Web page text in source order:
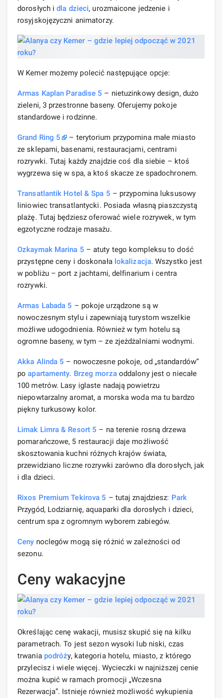
dorosłych idla dzieci, urozmaicone jedzenie i
rosyjskojęzyczni animatorzy.
W Kemer możemy polecić następujące opcje:
Armas Kaplan Paradise 5 – nietuzinkowy design, dużo
zieleni, 3 przestronne baseny. Oferujemy pokoje
standardowe i rodzinne.
Grand Ring 5
– terytorium przypomina małe miasto
ze sklepami, basenami, restauracjami, centrami
rozrywki. Tutaj każdy znajdzie coś dla siebie – ktoś
wygrzewa się w spa, a ktoś skacze ze spadochronem.
Transatlantik Hotel & Spa 5 – przypomina luksusowy
liniowiec transatlantycki. Posiada własną piaszczystą
plażę. Tutaj będziesz oferować wiele rozrywek, w tym
egzotyczne rodzaje masażu.
Ozkaymak Marina 5 – atuty tego kompleksu to dość
przystępne ceny i doskonała lokalizacja. Wszystko jest
w pobliżu – port z jachtami, delfinarium i centra
rozrywki.
Armas Labada 5 – pokoje urządzone są w
nowoczesnym stylu i zapewniają turystom wszelkie
możliwe udogodnienia. Również w tym hotelu są
ogromne baseny, w tym – ze zjeżdżalniami wodnymi.
Akka Alinda 5 – nowoczesne pokoje, od „standardów”
poapartamenty. Brzeg morzaoddalony jest o niecałe
100 metrów. Lasy iglaste nadają powietrzu
niepowtarzalny aromat, a morska woda ma tu bardzo
piękny turkusowy kolor.
Limak Limra & Resort 5 – na terenie rosną drzewa
pomarańczowe, 5 restauracji daje możliwość
skosztowania kuchni różnych krajów świata,
przewidziano liczne rozrywki zarówno dla dorosłych, jak
i dla dzieci.
Rixos Premium Tekirova 5 – tutaj znajdziesz: Park
Przygód, Lodziarnię, aquaparki dla dorosłych i dzieci,
centrum spa z ogromnym wyborem zabiegów.
Ceny noclegów mogą się różnić w zależności od
sezonu.
Ceny wakacyjne
Określając cenę wakacji, musisz skupić się na kilku
parametrach. To jest sezon wysoki lub niski, czas
trwania podróży, kategoria hotelu, miasto, z którego
przylecisz i wiele więcej. Wycieczki w najniższej cenie
można kupić w ramach promocji „Wczesna
Rezerwacja”. Istnieje również możliwość wykupienia